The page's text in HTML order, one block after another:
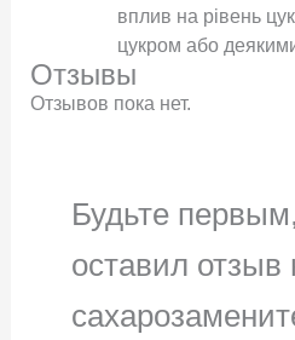
вплив на рівень
цукром або
Отзывы
Отзывов пока нет.
Будьте
оставил